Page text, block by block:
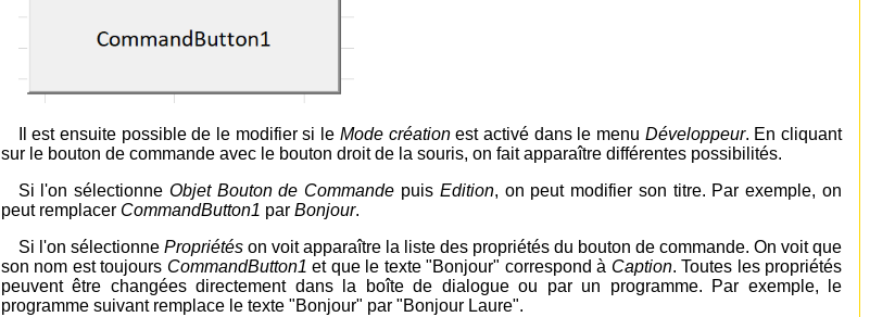
Il est ensuite possible de le modifier si le Mode créationest activé dans le menu Développeur. En cliquant
sur le bouton de commande avec le bouton droit de la souris, on fait apparaître différentes possibilités.
Si l'on sélectionne Objet Bouton de Commande puis Edition, on peut modifier son titre. Par exemple, on
peut remplacer CommandButton1 par Bonjour.
Si l'on sélectionne Propriétéson voit apparaître la liste des propriétés du bouton de commande. On voit que
son nom est toujours CommandButton1 et que le texte "Bonjour" correspond à Caption. Toutes les propriétés
peuvent être changées directement dans la boîte de dialogue ou par un programme. Par exemple, le
programme suivant remplace le texte "Bonjour" par "Bonjour Laure".